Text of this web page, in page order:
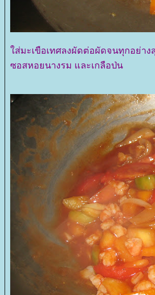
ส่มะเขือเทศลงผัดต่อผัดจนทุกอย่า
ซอสหอยนางรม และเกลือป่น